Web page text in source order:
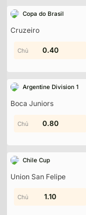
Copa do Brasil
Cruzeiro
0.80
0.40
Argentine Division 1
Boca Juniors
1.00
0.80
Chile Cup
Union San Felipe
0.50
1.10
vực Đông Nam Á,
nhiệt và bản sắc
thuần là cuộc đua